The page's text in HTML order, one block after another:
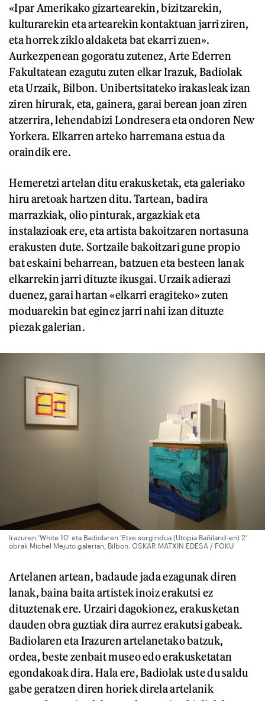
«Ipar Amerikako gizartearekin, bizitzarekin,
kulturarekin eta artearekin kontaktuan jarri ziren,
eta horrek ziklo aldaketa bat ekarri zuen».
Aurkezpenean gogoratu zutenez, Arte Ederren
Fakultatean ezagutu zuten elkar Irazuk, Badiolak
eta Urzaik, Bilbon. Unibertsitateko irakasleak izan
ziren hirurak, eta, gainera, garai berean joan ziren
atzerrira, lehendabizi Londresera eta ondoren New
Yorkera. Elkarren arteko harremana estua da
oraindik ere.
Hemeretzi artelan ditu erakusketak, eta galeriako
hiru aretoak hartzen ditu. Tartean, badira
marrazkiak, olio pinturak, argazkiak eta
instalazioak ere, eta artista bakoitzaren nortasuna
erakusten dute. Sortzaile bakoitzari gune propio
bat eskaini beharrean, batzuen eta besteen lanak
elkarrekin jarri dituzte ikusgai. Urzaik adierazi
duenez, garai hartan «elkarri eragiteko» zuten
moduarekin bat eginez jarri nahi izan dituzte
piezak galerian.
Irazuren 'White 10' eta Badiolaren 'Etxe sorgindua (Utopia Bañiland-en) 2'
obrak Michel Mejuto galerian, Bilbon. OSKAR MATXIN EDESA / FOKU
Artelanen artean, badaude jada ezagunak diren
lanak, baina baita artistek inoiz erakutsi ez
dituztenak ere. Urzairi dagokionez, erakusketan
dauden obra guztiak dira aurrez erakutsi gabeak.
Badiolaren eta Irazuren artelanetako batzuk,
ordea, beste zenbait museo edo erakusketatan
egondakoak dira. Hala ere, Badiolak uste du saldu
gabe geratzen diren horiek direla artelanik